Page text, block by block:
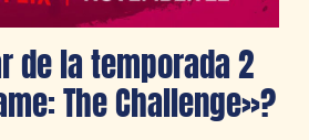
de la temporada 2
The Challenge»?